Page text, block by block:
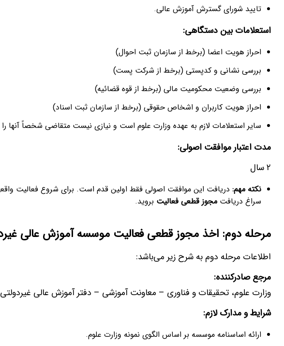
تایید شورای گسترش آموزش عالی.
استعلامات بین دستگاهی:
احراز هویت اعضا (برخط از سازمان ثبت احوال)
بررسی نشانی و کدپستی (برخط از شرکت پست)
بررسی وضعیت محکومیت مالی (برخط از قوه قضائیه)
احراز هویت کاربران و اشخاص حقوقی (برخط از سازمان ثبت اسناد)
سایر استعلامات لازم به عهده وزارت علوم است و نیازی نیست متقاضی شخصاً آنها
مدت اعتبار موافقت اصولی:
۲ سال
نکته مهم: دریافت این موافقت اصولی فقط اولین قدم است. برای شروع فعالیت
سراغ دریافت مجوز قطعی فعالیت بروید.
مرحله دوم: اخذ مجوز قطعی فعالیت موسسه آموزش عالی
اطلاعات مرحله دوم به شرح زیر می‌باشد:
مرجع صادرکننده:
وزارت علوم، تحقیقات و فناوری – معاونت آموزشی – دفتر آموزش عالی غیردولتی
شرایط و مدارک لازم:
ارائه اساسنامه موسسه بر اساس الگوی نمونه وزارت علوم.